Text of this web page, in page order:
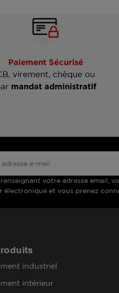
Paiement Sécurisé
virement, chèque ou
mandat administratif
renseignant votre adresse email,
électronique et vous prenez
industriel
intérieur